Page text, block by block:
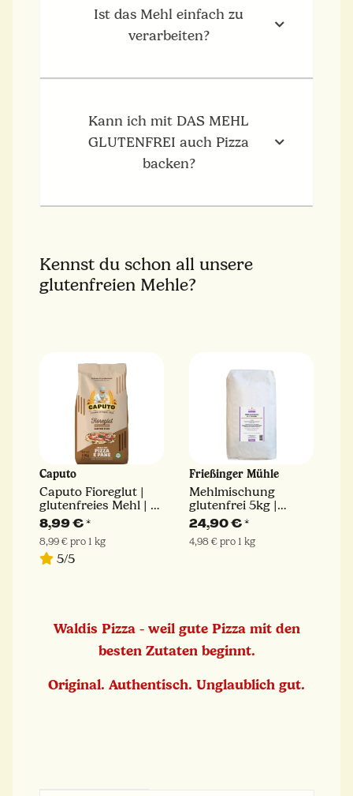
Ist das Mehl einfach zu
verarbeiten?
Kann ich mit DAS MEHL
GLUTENFREI auch Pizza
backen?
Kennst du schon all unsere
glutenfreien Mehle?
Caputo
Caputo Fioreglut |
glutenfreies Mehl | 1
kg
8,99 €*
8,99 € pro 1 kg
5/5
Frießinger Mühle
Mehlmischung
glutenfrei 5kg |
Frießinger Mühle
24,90 €*
4,98 € pro 1 kg
Waldis Pizza - weil gute Pizza mit den
besten Zutaten beginnt.
Original. Authentisch. Unglaublich gut.